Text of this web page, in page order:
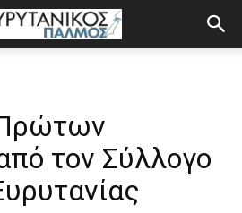
Πρώτων
τον Σύλλογο